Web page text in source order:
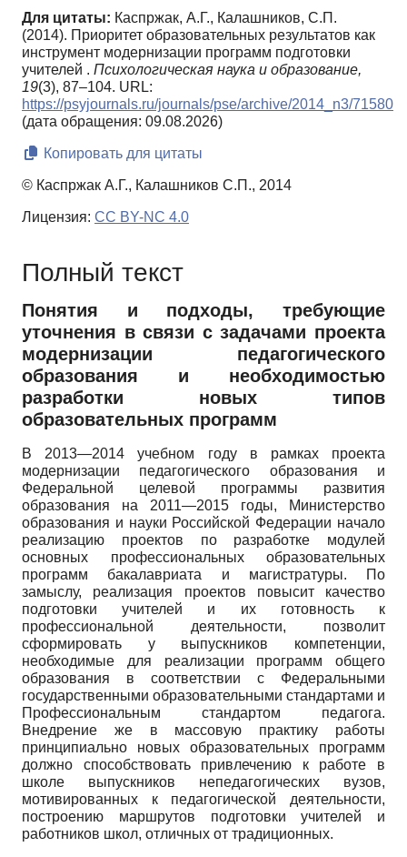
Для цитаты: Каспржак, А.Г., Калашников, С.П.
(2014). Приоритет образовательных результатов как
инструмент модернизации программ подготовки
учителей . Психологическая наука и образование,
19(3), 87–104. URL:
https://psyjournals.ru/journals/pse/archive/2014_n3/71580
(дата обращения: 09.08.2026)
Копировать для цитаты
© Каспржак А.Г., Калашников С.П., 2014
Лицензия: CC BY-NC 4.0
Полный текст
Понятия и подходы, требующие
уточнения в связи с задачами проекта
модернизации педагогического
образования и необходимостью
разработки новых типов
образовательных программ
В 2013—2014 учебном году в рамках проекта
модернизации педагогического образования и
Федеральной целевой программы развития
образования на 2011—2015 годы, Министерство
образования и науки Российской Федерации начало
реализацию проектов по разработке модулей
основных профессиональных образовательных
программ бакалавриата и магистратуры. По
замыслу, реализация проектов повысит качество
подготовки учителей и их готовность к
профессиональной деятельности, позволит
сформировать у выпускников компетенции,
необходимые для реализации программ общего
образования в соответствии с Федеральными
государственными образовательными стандартами и
Профессиональным стандартом педагога.
Внедрение же в массовую практику работы
принципиально новых образовательных программ
должно способствовать привлечению к работе в
школе выпускников непедагогических вузов,
мотивированных к педагогической деятельности,
построению маршрутов подготовки учителей и
работников школ, отличных от традиционных.